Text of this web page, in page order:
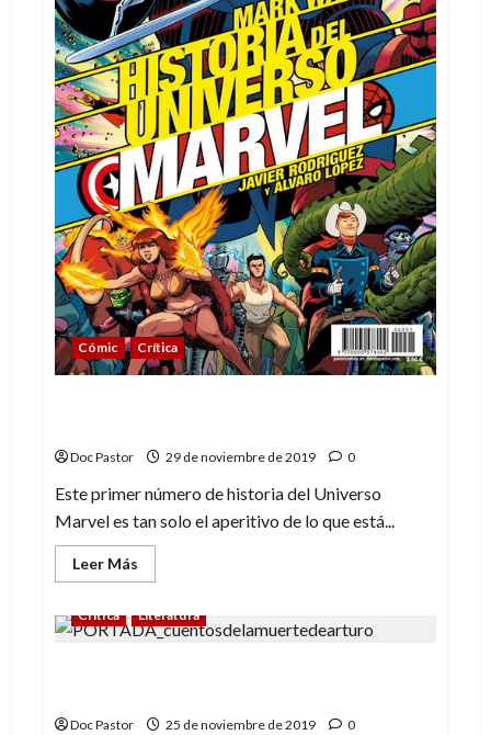
Cómic Crítica
Doc Pastor 29 de noviembre de 2019 0
Este primer número de historia del Universo
Marvel es tan solo el aperitivo de lo que está...
Leer Más
más
Historia
del
todo
Crítica Literatura
Doc Pastor 25 de noviembre de 2019 0